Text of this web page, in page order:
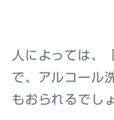
人によっては、
で、アルコール
もおられるでし